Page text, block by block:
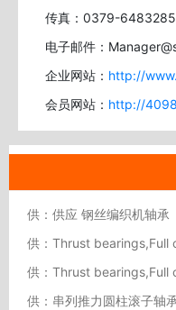
传真：0379-
电子邮件：
企业网站： http://
会员网站： http://
供：供应 钢丝编织机轴承
供：Thrust
供：Thrust
供：串列推力圆柱滚子轴